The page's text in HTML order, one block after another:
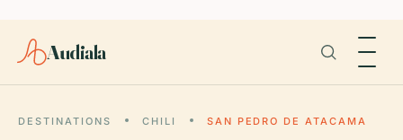
Audiala
DESTINATIONS CHILI SAN PEDRO DE ATACAMA